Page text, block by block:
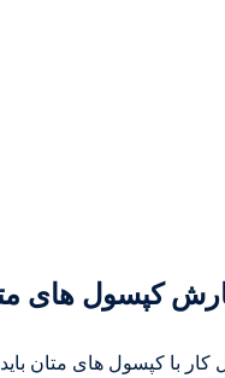
کپسول های
با کپسول های متان